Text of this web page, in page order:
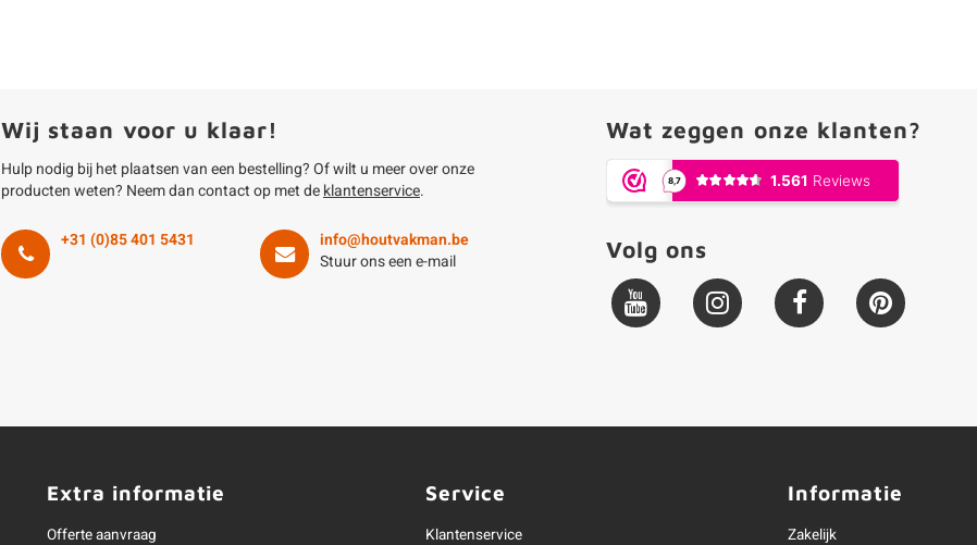
Wij staan voor u klaar!
Hulp nodig bij het plaatsen van een bestelling? Of wilt u meer over onze
producten weten? Neem dan contact op met deklantenservice.
+31 (0)85 401 5431
info@houtvakman.be
Stuur ons een e-mail
Wat zeggen onze klanten?
Volg ons
Extra informatie
Offerte aanvraag
Service
Klantenservice
Informatie
Zakelijk